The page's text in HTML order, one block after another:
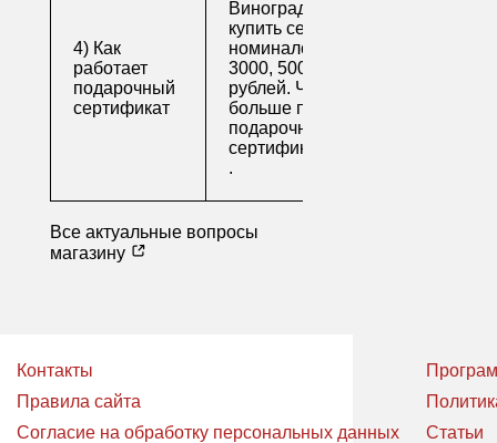
4) Как
работает
подарочный
сертификат
Виноград предлагает
купить сертификаты
номиналом 500, 1000,
3000, 5000 и 10000
рублей. Читайте
больше про
подарочные
сертификаты
.
Все актуальные вопросы
магазину
Контакты
Правила сайта
Согласие на обработку персональных данных
Статьи